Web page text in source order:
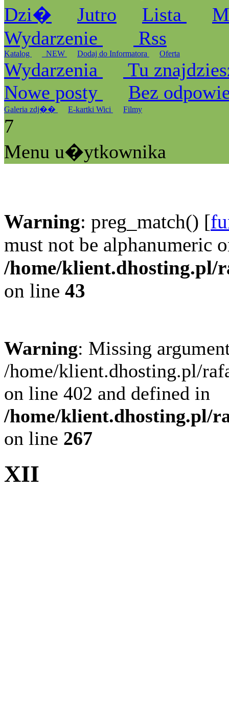
Dzi�
Jutro Lista
Wydarzenie
Rss
Katalog _NEW Dodaj do Informatora Oferta
Wydarzenia
Tu
Nowe posty
Bez
Galeria zdj�� E-kartki Wici Filmy
7
Menu u�ytkownika
Warning: preg_match() [
must not be alphanumeric
/home/klient.dhosting.pl/
on line 43
Warning: Missing
/home/klient.dhosting.pl/
on line 402 and defined in
/home/klient.dhosting.pl/
on line 267
XII